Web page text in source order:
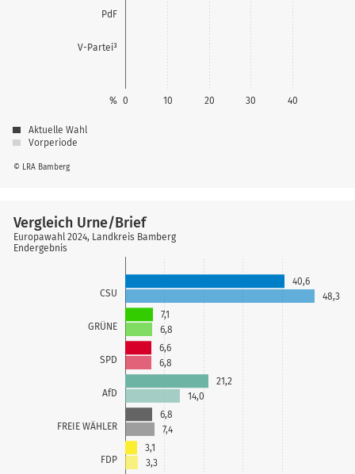
PdF
V-Partei³
0 10 20 30 40
%
© LRA Bamberg
Aktuelle Wahl
Vorperiode
CSU
GRÜNE
SPD
AfD
FREIE WÄHLER
FDP
48,3
6,8
6,8
14,0
7,4
3,3
40,6
7,1
6,6
21,2
6,8
3,1
Vergleich Urne/Brief
Europawahl 2024, Landkreis Bamberg
Endergebnis